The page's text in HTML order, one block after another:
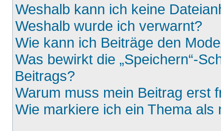
Weshalb kann ich keine
Weshalb wurde ich verwarnt?
Wie kann ich Beiträge den
Was bewirkt die „Speichern“-
Beitrags?
Warum muss mein Beitrag erst
Wie markiere ich ein Thema als